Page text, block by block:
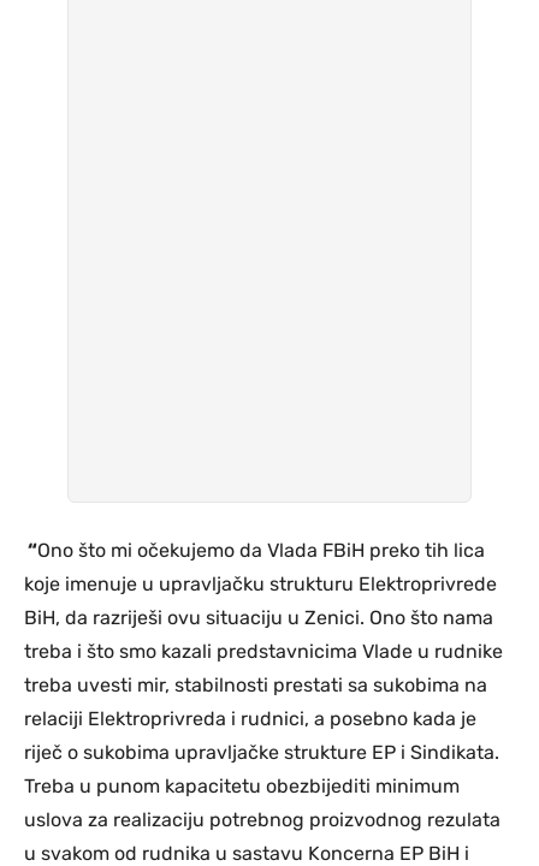
“Ono što mi očekujemo da Vlada FBiH preko tih lica
koje imenuje u upravljačku strukturu Elektroprivrede
BiH, da razriješi ovu situaciju u Zenici. Ono što nama
treba i što smo kazali predstavnicima Vlade u rudnike
treba uvesti mir, stabilnosti prestati sa sukobima na
relaciji Elektroprivreda i rudnici, a posebno kada je
riječ o sukobima upravljačke strukture EP i Sindikata.
Treba u punom kapacitetu obezbijediti minimum
uslova za realizaciju potrebnog proizvodnog rezulata
u svakom od rudnika u sastavu Koncerna EP BiH i